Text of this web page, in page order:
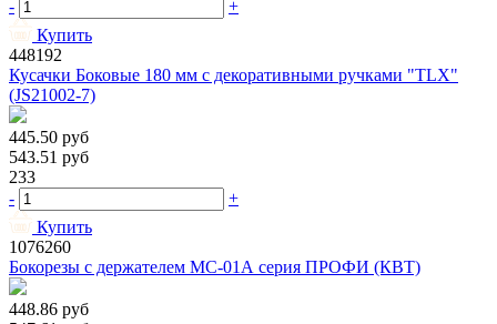
-
+
Купить
448192
Кусачки Боковые 180 мм с декоративными ручками "TLX"
(JS21002-7)
445.50 руб
543.51 руб
233
-
+
Купить
1076260
Бокорезы с держателем МС-01А серия ПРОФИ (КВТ)
448.86 руб